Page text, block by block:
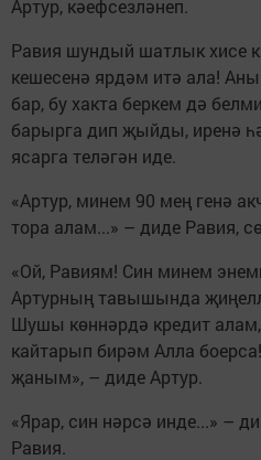
Артур, кәефсезләнеп.
Равия шундый шатлык хисе
кешесенә ярдәм итә ала!
бар, бу хакта беркем дә
барырга дип җыйды, иренә
ясарга теләгән иде.
«Артур, минем 90 мең генә
тора алам...» – диде Равия,
«Ой, Равиям! Син минем
Артурның тавышында
Шушы көннәрдә кредит алам,
кайтарып бирәм Алла
җаным», – диде Артур.
«Ярар, син нәрсә инде...» –
Равия.